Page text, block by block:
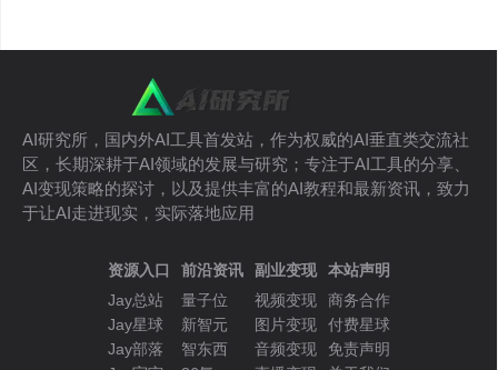
AI研究所，国内外AI工具首发站，作为权威的AI垂直类交流社
区，长期深耕于AI领域的发展与研究；专注于AI工具的分享、
AI变现策略的探讨，以及提供丰富的AI教程和最新资讯，致力
于让AI走进现实，实际落地应用
资源入口
Jay总站
Jay星球
Jay部落
前沿资讯
量子位
新智元
智东西
副业变现
视频变现
图片变现
音频变现
本站声明
商务合作
付费星球
免责声明